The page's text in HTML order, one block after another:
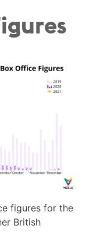
figures for the
British